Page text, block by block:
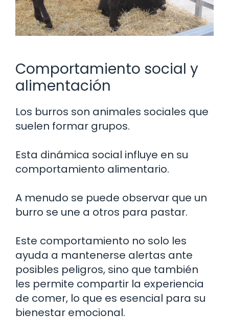
Comportamiento social y
alimentación
Los burros son animales sociales que
suelen formar grupos.
Esta dinámica social influye en su
comportamiento alimentario.
A menudo se puede observar que un
burro se une a otros para pastar.
Este comportamiento no solo les
ayuda a mantenerse alertas ante
posibles peligros, sino que también
les permite compartir la experiencia
de comer, lo que es esencial para su
bienestar emocional.